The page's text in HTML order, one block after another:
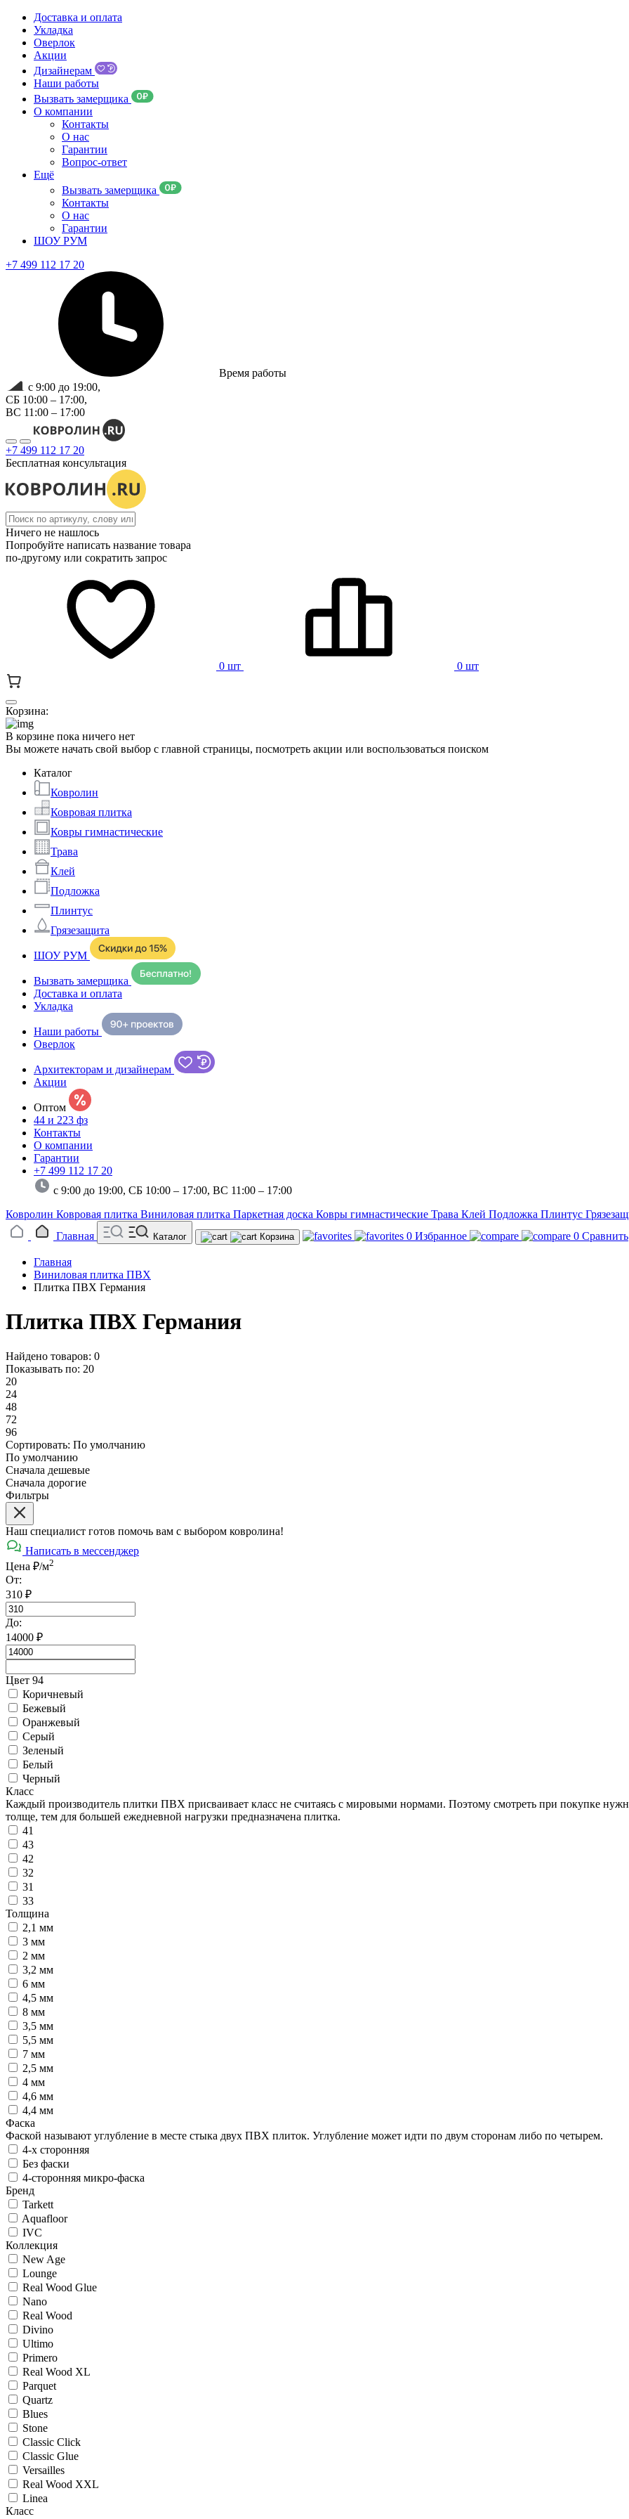
Доставка и оплата
Укладка
Оверлок
Акции
Дизайнерам
Наши работы
Вызвать замерщика
О компании
Контакты
О нас
Гарантии
Вопрос-ответ
Ещё
Вызвать замерщика
Контакты
О нас
Гарантии
ШОУ РУМ
+7 499 112 17 20
Время работы
с 9:00 до 19:00,
СБ 10:00 – 17:00,
ВС 11:00 – 17:00
+7 499 112 17 20
Бесплатная консультация
Ничего не нашлось
Попробуйте написать название товара
по-другому или сократить запрос
0 шт 0 шт
Корзина:
В корзине пока ничего нет
Вы можете начать свой выбор с главной страницы, посмотреть акции или воспользоваться поиском
Каталог
Ковролин
Ковровая плитка
Ковры гимнастические
Трава
Клей
Подложка
Плинтус
Грязезащита
ШОУ РУМ
Вызвать замерщика
Доставка и оплата
Укладка
Наши работы
Оверлок
Архитекторам и дизайнерам
Акции
Оптом
44 и 223 фз
Контакты
О компании
Гарантии
+7 499 112 17 20
с 9:00 до 19:00, СБ 10:00 – 17:00, ВС 11:00 – 17:00
Ковролин Ковровая плитка Виниловая плитка Паркетная доска Ковры гимнастические Трава Клей Подложка Плинтус
Главная
Каталог Корзина 0 Избранное 0 Сравнить
Главная
Виниловая плитка ПВХ
Плитка ПВХ Германия
Плитка ПВХ Германия
Найдено товаров: 0
Показывать по: 20
20
24
48
72
96
Сортировать: По умолчанию
По умолчанию
Сначала дешевые
Сначала дорогие
Фильтры
Наш специалист готов помочь вам с выбором ковролина!
Написать в мессенджер
Цена ₽/м2
От:
310 ₽
До:
14000 ₽
Цвет 94
Коричневый
Бежевый
Оранжевый
Серый
Зеленый
Белый
Черный
Класс
Каждый производитель плитки ПВХ присваивает класс не считаясь с мировыми нормами. Поэтому смотреть при покупке
толще, тем для большей ежедневной нагрузки предназначена плитка.
41
43
42
32
31
33
Толщина
2,1 мм
3 мм
2 мм
3,2 мм
6 мм
4,5 мм
8 мм
3,5 мм
5,5 мм
7 мм
2,5 мм
4 мм
4,6 мм
4,4 мм
Фаска
Фаской называют углубление в месте стыка двух ПВХ плиток. Углубление может идти по двум сторонам либо по четырем.
4-х сторонняя
Без фаски
4-сторонняя микро-фаска
Бренд
Tarkett
Aquafloor
IVC
Коллекция
New Age
Lounge
Real Wood Glue
Nano
Real Wood
Divino
Ultimo
Primero
Real Wood XL
Parquet
Quartz
Blues
Stоne
Classic Click
Classic Glue
Versailles
Real Wood XXL
Linea
Класс